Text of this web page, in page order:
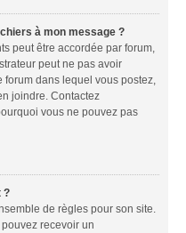
à mon message ?
peut être accordée par forum,
peut ne pas avoir
forum dans lequel vous postez,
joindre. Contactez
vous ne pouvez pas
?
de règles pour son site.
recevoir un